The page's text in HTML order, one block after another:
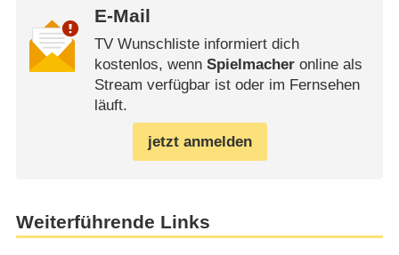
E-Mail
TV Wunschliste informiert dich
kostenlos, wenn Spielmacheronline als
Stream verfügbar ist oder im Fernsehen
läuft.
jetzt anmelden
Weiterführende Links